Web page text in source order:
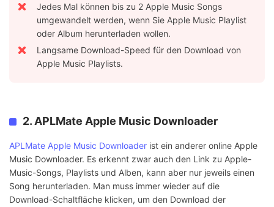
Jedes Mal können bis zu 2 Apple Music Songs
umgewandelt werden, wenn Sie Apple Music Playlist
oder Album herunterladen wollen.
Langsame Download-Speed für den Download von
Apple Music Playlists.
2. APLMate Apple Music Downloader
APLMate Apple Music Downloader ist ein anderer online Apple
Music Downloader. Es erkennt zwar auch den Link zu Apple-
Music-Songs, Playlists und Alben, kann aber nur jeweils einen
Song herunterladen. Man muss immer wieder auf die
Download-Schaltfläche klicken, um den Download der